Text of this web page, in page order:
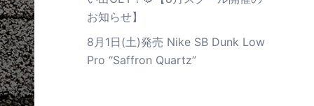
お知らせ】
8月1日(土)発売 Nike SB Dunk Low
Pro “Saffron Quartz”